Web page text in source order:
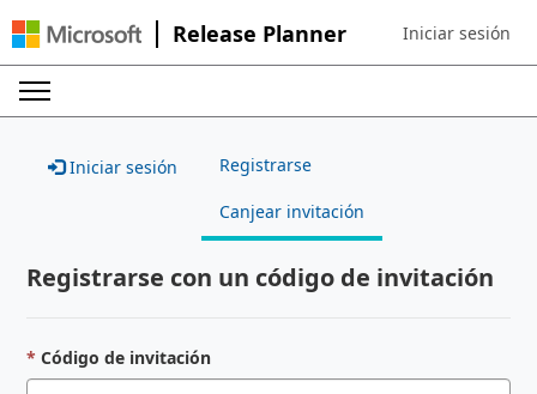
Release Planner Sign in to your
Iniciar sesión
Iniciar sesión Registrarse
Canjear invitación
Registrarse con un código de invitación
Código de invitación